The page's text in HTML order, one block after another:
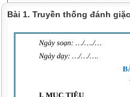
Bài 1. Truyền thống đánh